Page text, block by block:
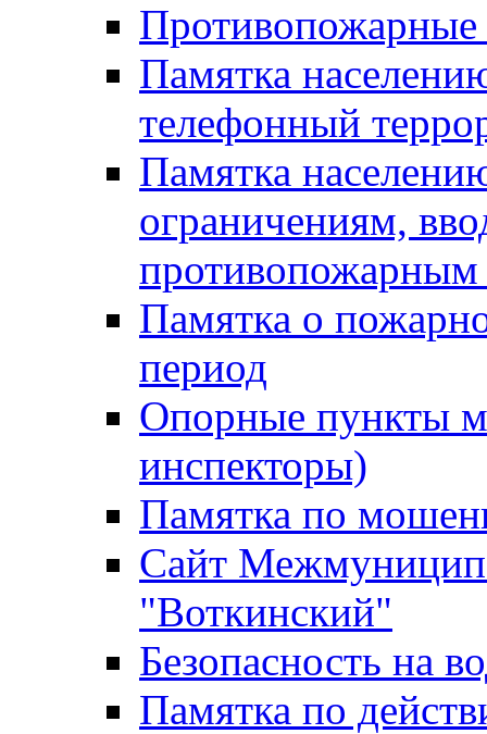
Противопожарные
Памятка
телефонный
Памятка
ограничениям,
Памятка о
период
Опорные пункты
инспекторы)
Памятка по
Сайт
"Воткинский"
Безопасность на
Памятка по